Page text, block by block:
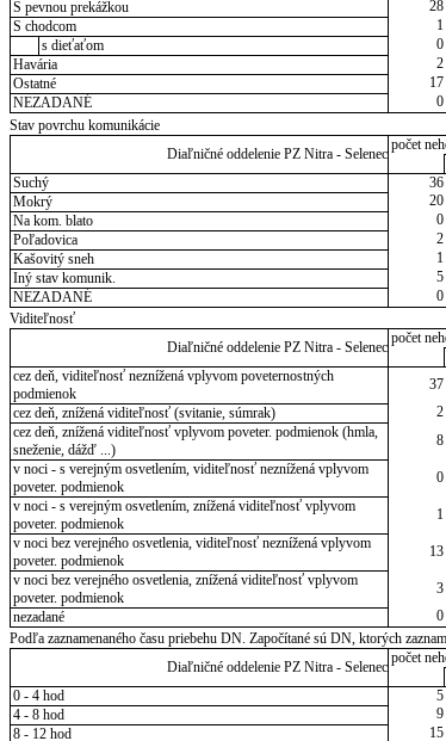
S pevnou prekážkou
28
S chodcom
1
s dieťaťom
0
Havária
2
Ostatné
17
NEZADANÉ
0
Stav povrchu komunikácie
Diaľničné oddelenie PZ Nitra - Selenec
počet
Suchý
36
Mokrý
20
Na kom. blato
0
Poľadovica
2
Kašovitý sneh
1
Iný stav komunik.
5
NEZADANÉ
0
Viditeľnosť
Diaľničné oddelenie PZ Nitra - Selenec
počet
cez deň, viditeľnosť neznížená vplyvom poveternostných
podmienok
37
cez deň, znížená viditeľnosť (svitanie, súmrak)
2
cez deň, znížená viditeľnosť vplyvom poveter. podmienok (hmla,
sneženie, dážď ...)
8
v noci - s verejným osvetlením, viditeľnosť neznížená vplyvom
poveter. podmienok
0
v noci - s verejným osvetlením, znížená viditeľnosť vplyvom
poveter. podmienok
1
v noci bez verejného osvetlenia, viditeľnosť neznížená vplyvom
poveter. podmienok
13
v noci bez verejného osvetlenia, znížená viditeľnosť vplyvom
poveter. podmienok
3
nezadané
0
Podľa zaznamenaného času priebehu DN. Započítané sú DN, ktorých
Diaľničné oddelenie PZ Nitra - Selenec
počet
0 - 4 hod
5
4 - 8 hod
9
8 - 12 hod
15